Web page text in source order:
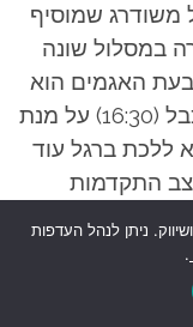
משודרג שמוסיף
במסלול שונה
האגמים הוא
להספיק לסיים אותו לפני סגירת הרכבל (16:30) על מנת
ללכת ברגל עוד
התקדמות
האוכל
כאשר
יותר בחצי
על אותה הדרך
ניתן לנהל העדפות
.